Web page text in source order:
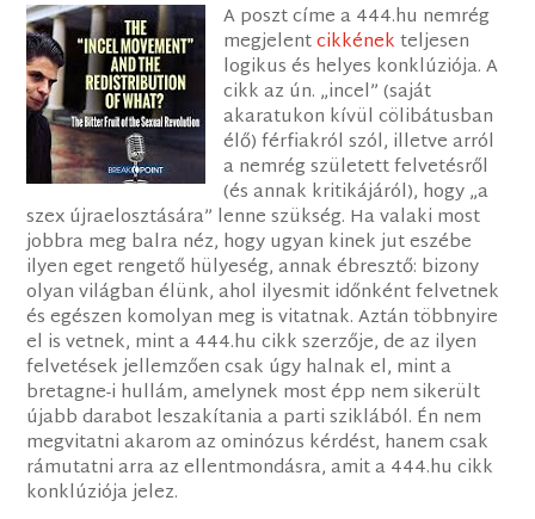
A poszt címe a 444.hu nemrég
megjelentcikkénekteljesen
logikus és helyes konklúziója. A
cikk az ún. „incel” (saját
akaratukon kívül cölibátusban
élő) férfiakról szól, illetve arról
a nemrég született felvetésről
(és annak kritikájáról), hogy „a
szex újraelosztására” lenne szükség. Ha valaki most
jobbra meg balra néz, hogy ugyan kinek jut eszébe
ilyen eget rengető hülyeség, annak ébresztő: bizony
olyan világban élünk, ahol ilyesmit időnként felvetnek
és egészen komolyan meg is vitatnak. Aztán többnyire
el is vetnek, mint a 444.hu cikk szerzője, de az ilyen
felvetések jellemzően csak úgy halnak el, mint a
bretagne-i hullám, amelynek most épp nem sikerült
újabb darabot leszakítania a parti sziklából. Én nem
megvitatni akarom az ominózus kérdést, hanem csak
rámutatni arra az ellentmondásra, amit a 444.hu cikk
konklúziója jelez.